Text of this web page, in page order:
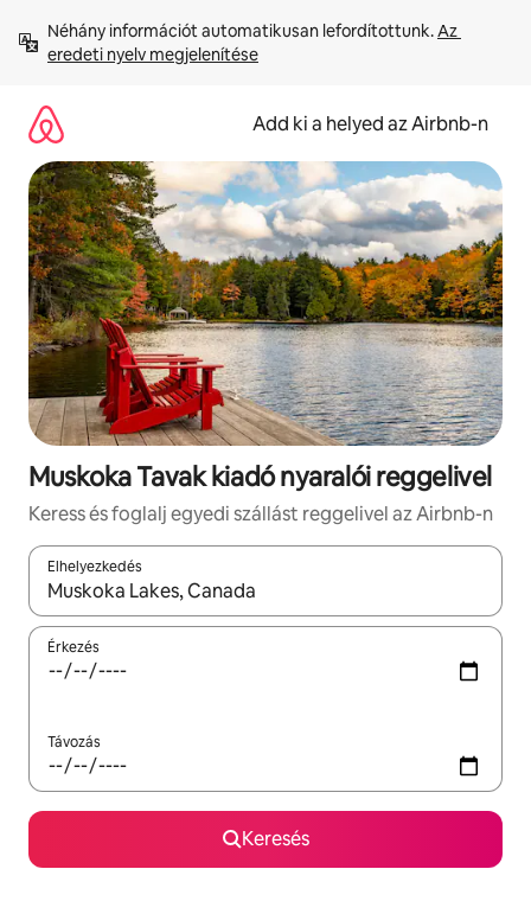
tartalomra
Néhány információt automatikusan lefordítottunk. Az
eredeti nyelv megjelenítése
Add ki a helyed az Airbnb-n
Muskoka Tavak kiadó nyaralói reggelivel
Keress és foglalj egyedi szállást reggelivel az Airbnb-n
Elhelyezkedés
Az eredmények között a felfelé és a lefelé nyíllal
Érkezés
Távozás
Keresés